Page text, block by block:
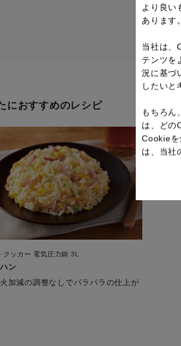
におすすめのレシピ
クッカー 電気圧力鍋 3L
ン
加減の調整なしでパラパラの仕上が
より良い
あります
当社は、
テンツを
況に基づ
したいと
もちろん
は、どの
Cookieを
は、当社